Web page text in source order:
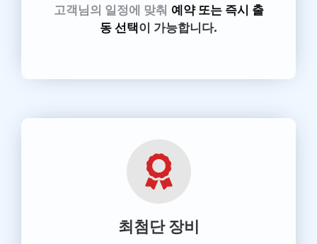
고객님의 일정에 맞춰 예약 또는 즉시 출
동 선택이 가능합니다.
최첨단 장비